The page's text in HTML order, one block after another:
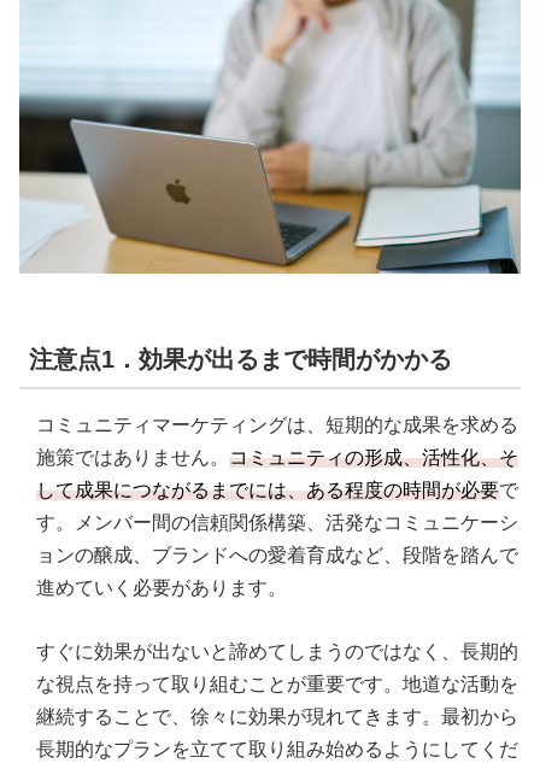
注意点1．効果が出るまで時間がかかる
コミュニティマーケティングは、短期的な成果を求める
施策ではありません。 コミュニティの形成、活性化、そ
して成果につながるまでには、ある程度の時間が必要で
す。メンバー間の信頼関係構築、活発なコミュニケーシ
ョンの醸成、ブランドへの愛着育成など、段階を踏んで
進めていく必要があります。
すぐに効果が出ないと諦めてしまうのではなく、長期的
な視点を持って取り組むことが重要です。地道な活動を
継続することで、徐々に効果が現れてきます。最初から
長期的なプランを立てて取り組み始めるようにしてくだ